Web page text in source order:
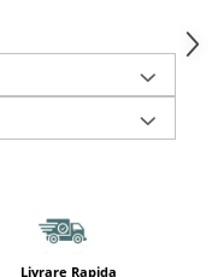
Livrare Rapida